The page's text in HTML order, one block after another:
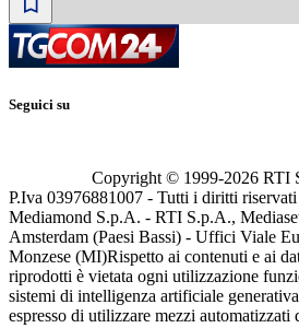
Seguici su
Copyright © 1999-2026 RTI
P.Iva 03976881007 - Tutti i diritti
Mediamond S.p.A. - RTI S.p.A.,
Amsterdam (Paesi Bassi) - Uffici Viale
Monzese (MI)Rispetto ai contenuti e ai
riprodotti è vietata ogni utilizzazione
sistemi di intelligenza artificiale
espresso di utilizzare mezzi automatizzati